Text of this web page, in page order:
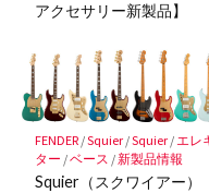
アクセサリー新製品】
FENDER/Squier/Squier/エレ
ター /ベース /新製品情報
Squier（スクワイアー）